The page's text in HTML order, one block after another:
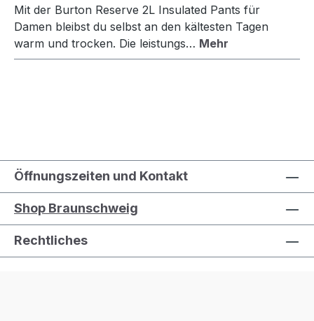
Mit der Burton Reserve 2L Insulated Pants für
Damen bleibst du selbst an den kältesten Tagen
warm und trocken. Die leistungs… Mehr
Öffnungszeiten und Kontakt
Shop Braunschweig
Rechtliches